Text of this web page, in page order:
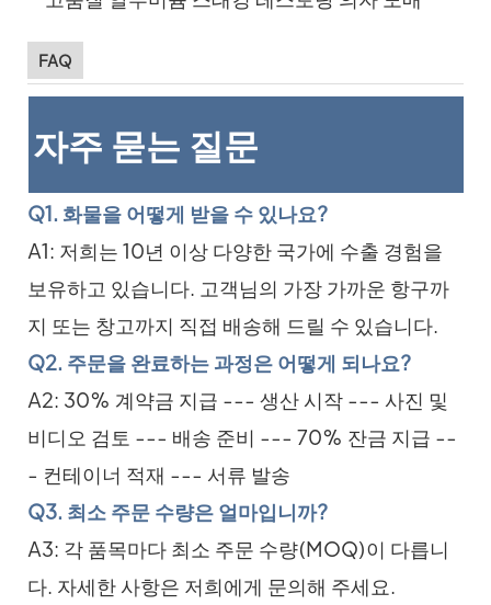
FAQ
자주 묻는 질문
Q1. 화물을 어떻게 받을 수 있나요?
A1: 저희는 10년 이상 다양한 국가에 수출 경험을
보유하고 있습니다. 고객님의 가장 가까운 항구까
지 또는 창고까지 직접 배송해 드릴 수 있습니다.
Q2. 주문을 완료하는 과정은 어떻게 되나요?
A2: 30% 계약금 지급 --- 생산 시작 --- 사진 및
비디오 검토 --- 배송 준비 --- 70% 잔금 지급 --
- 컨테이너 적재 --- 서류 발송
Q3. 최소 주문 수량은 얼마입니까?
A3: 각 품목마다 최소 주문 수량(MOQ)이 다릅니
다. 자세한 사항은 저희에게 문의해 주세요.